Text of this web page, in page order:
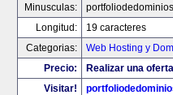
Minusculas:
Longitud:
19 caracteres
Categorias:
Web Hosting y
Precio:
Realizar una
Visitar!